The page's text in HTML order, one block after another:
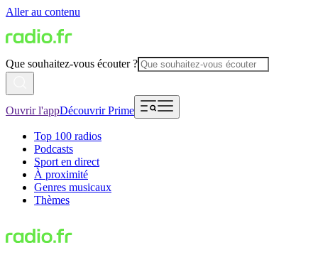
Aller au contenu
Que souhaitez-vous écouter ?
Ouvrir l'appDécouvrir Prime
Top 100 radios
Podcasts
Sport en direct
À proximité
Genres musicaux
Thèmes